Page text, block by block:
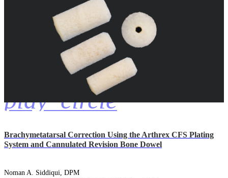
play_circle
Brachymetatarsal Correction Using the Arthrex CFS Plating
System and Cannulated Revision Bone Dowel
Noman A. Siddiqui, DPM